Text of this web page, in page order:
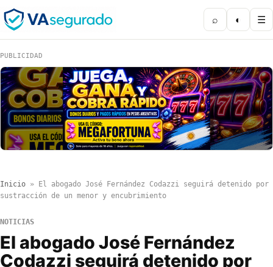
⌕ ◐ ☰
PUBLICIDAD
Inicio »
El abogado José Fernández Codazzi seguirá detenido por
sustracción de un menor y encubrimiento
NOTICIAS
El abogado José Fernández
Codazzi seguirá detenido por